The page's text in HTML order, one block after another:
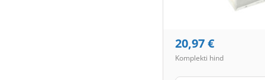
20,97€
Komplekti hind